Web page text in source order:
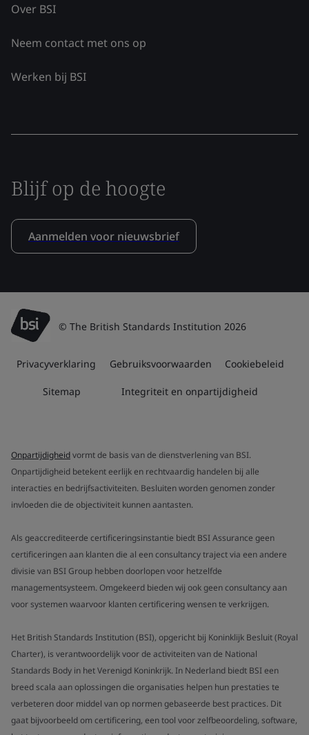
Over BSI
Neem contact met ons op
Werken bij BSI
Blijf op de hoogte
Aanmelden voor nieuwsbrief
© The British Standards Institution 2026
Privacyverklaring Gebruiksvoorwaarden Cookiebeleid
Sitemap Integriteit en onpartijdigheid
Onpartijdigheidvormt de basis van de dienstverlening van BSI.
Onpartijdigheid betekent eerlijk en rechtvaardig handelen bij alle
interacties en bedrijfsactiviteiten. Besluiten worden genomen zonder
invloeden die de objectiviteit kunnen aantasten.
Als geaccrediteerde certificeringsinstantie biedt BSI Assurance geen
certificeringen aan klanten die al een consultancy traject via een andere
divisie van BSI Group hebben doorlopen voor hetzelfde
managementsysteem. Omgekeerd bieden wij ook geen consultancy aan
voor systemen waarvoor klanten certificering wensen te verkrijgen.
Het British Standards Institution (BSI), opgericht bij Koninklijk Besluit (Royal
Charter), is verantwoordelijk voor de activiteiten van de National
Standards Body in het Verenigd Koninkrijk. In Nederland biedt BSI een
breed scala aan oplossingen die organisaties helpen hun prestaties te
verbeteren door middel van op normen gebaseerde best practices. Dit
gaat bijvoorbeeld om certificering, een tool voor zelfbeoordeling, software,